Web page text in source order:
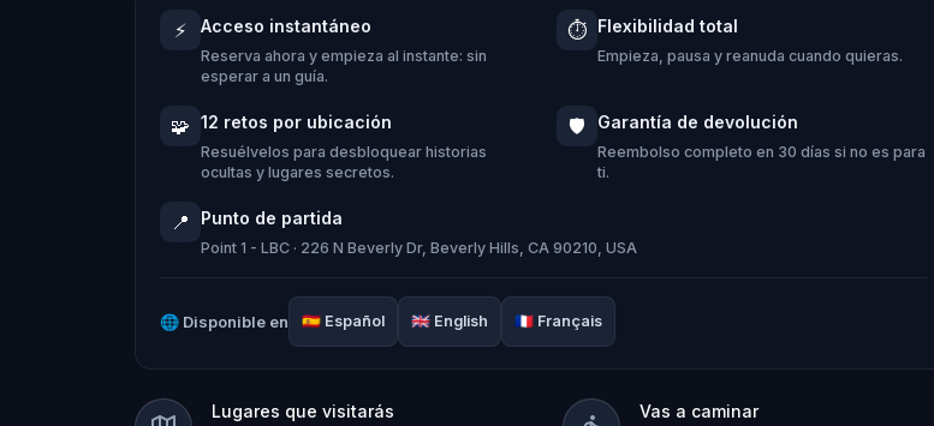
Pequeño Detective y reúne a su equipo de confianza: Pandi, Rocky, Sandy y
Zee. Juntos, deben encontrar la Piedra perdida y devolverla a su lugar en la
plaza del pueblo.
Quién robó la Piedra de los Sentidos?
Y podrá el equipo resolver los acertijos,
para devolver los sentidos y encontrar la
Piedra de los Sentidos
⚡ Acceso instantáneo
Reserva ahora y empieza al instante: sin
esperar a un guía.
⏱️ Flexibilidad total
Empieza, pausa y reanuda cuando quieras.
🧩 12 retos por ubicación
Resuélvelos para desbloquear historias
ocultas y lugares secretos.
🛡️ Garantía de devolución
Reembolso completo en 30 días si no es para
ti.
📍 Punto de partida
Point 1 - LBC · 226 N Beverly Dr, Beverly Hills, CA 90210, USA
🌐 Disponible en 🇪🇸 Español 🇬🇧 English 🇫🇷 Français
Lugares que visitarás Vas a caminar